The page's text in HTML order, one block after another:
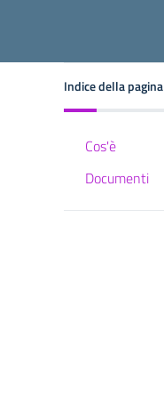
Indice della pagina
Cos'è
Documenti